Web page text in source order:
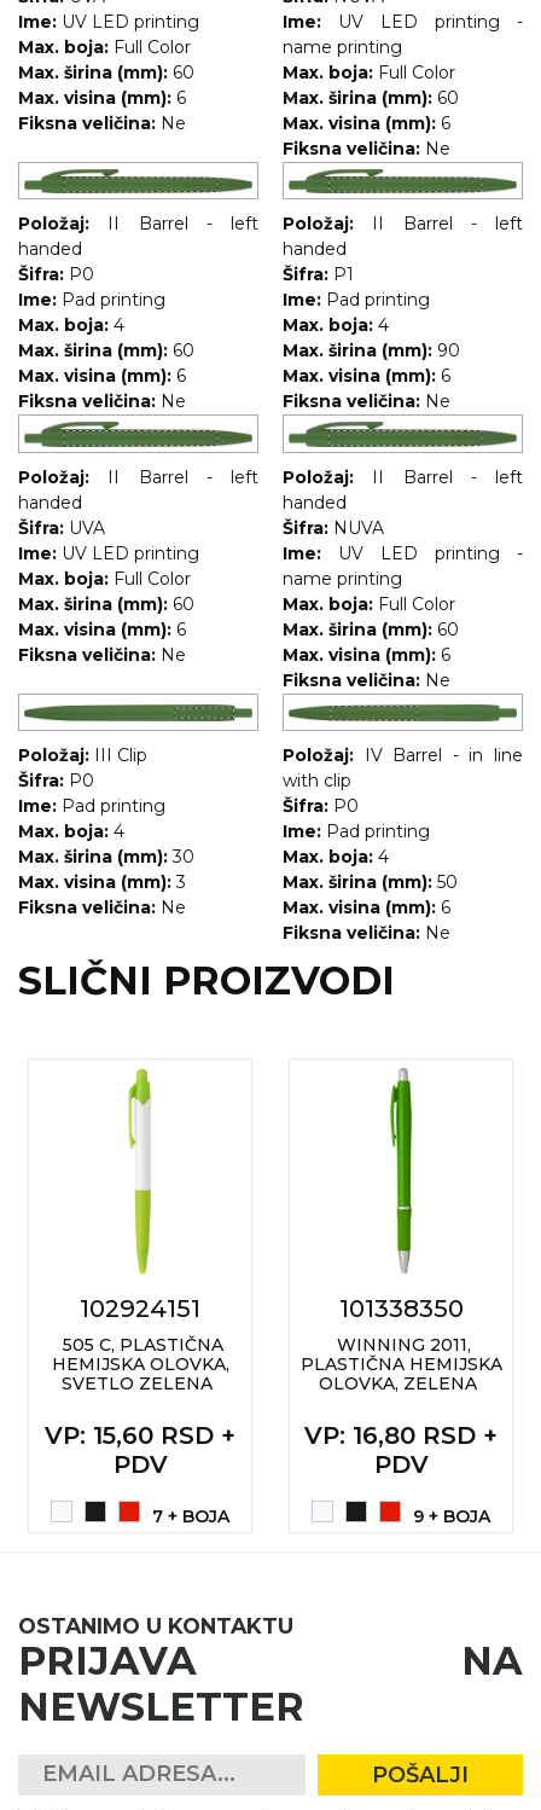
RADNA OPREMA
Ime: UV LED printing
Max. boja: Full Color
Max. širina (mm): 60
Max. visina (mm): 6
Fiksna veličina: Ne
Ime:
UV LED printing -
name printing
Max. boja: Full Color
Max. širina (mm): 60
Max. visina (mm): 6
Fiksna veličina: Ne
Položaj:
II Barrel - left
handed
Šifra: P0
Ime: Pad printing
Max. boja: 4
Max. širina (mm): 60
Max. visina (mm): 6
Fiksna veličina: Ne
Položaj:
II Barrel - left
handed
Šifra: P1
Ime: Pad printing
Max. boja: 4
Max. širina (mm): 90
Max. visina (mm): 6
Fiksna veličina: Ne
Položaj:
II Barrel - left
handed
Šifra: UVA
Ime: UV LED printing
Max. boja: Full Color
Max. širina (mm): 60
Max. visina (mm): 6
Fiksna veličina: Ne
Položaj:
II Barrel - left
handed
Šifra: NUVA
Ime:
UV LED printing -
name printing
Max. boja: Full Color
Max. širina (mm): 60
Max. visina (mm): 6
Fiksna veličina: Ne
Položaj: III Clip
Šifra: P0
Ime: Pad printing
Max. boja: 4
Max. širina (mm): 30
Max. visina (mm): 3
Fiksna veličina: Ne
Položaj:
IV Barrel - in line
with clip
Šifra: P0
Ime: Pad printing
Max. boja: 4
Max. širina (mm): 50
Max. visina (mm): 6
Fiksna veličina: Ne
SLIČNI PROIZVODI
102924151
505 C, PLASTIČNA
HEMIJSKA OLOVKA,
SVETLO ZELENA
VP: 15,60 RSD +
PDV
7 + BOJA
101338350
WINNING 2011,
PLASTIČNA HEMIJSKA
OLOVKA, ZELENA
VP: 16,80 RSD +
PDV
9 + BOJA
OSTANIMO U KONTAKTU
PRIJAVA NA
NEWSLETTER
POŠALJI